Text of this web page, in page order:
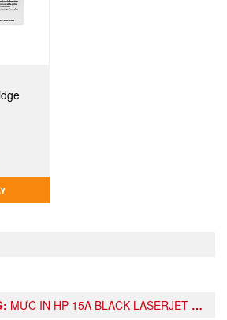
MỰC IN HP 15A BLACK LASERJET TONER CARTRIDGE (C7115A)